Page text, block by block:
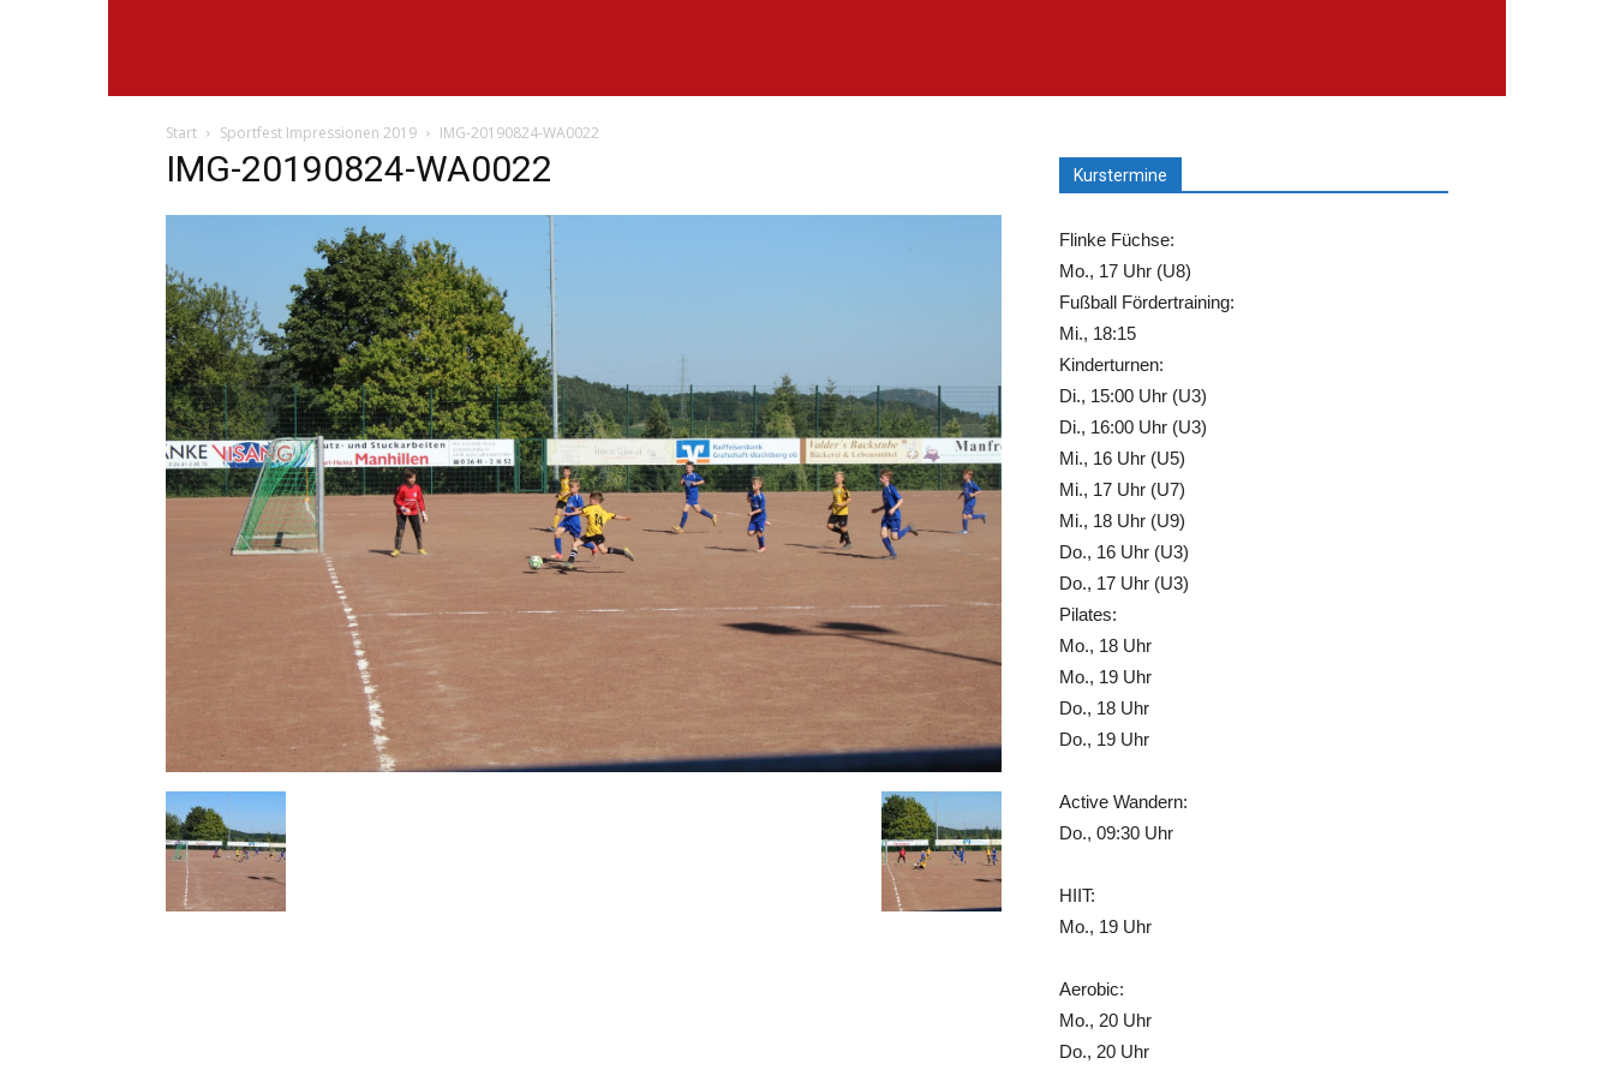
Start Sportfest Impressionen 2019 IMG-20190824-WA0022
IMG-20190824-WA0022 Kurstermine
Flinke Füchse:
Mo., 17 Uhr (U8)
Fußball Fördertraining:
Mi., 18:15
Kinderturnen:
Di., 15:00 Uhr (U3)
Di., 16:00 Uhr (U3)
Mi., 16 Uhr (U5)
Mi., 17 Uhr (U7)
Mi., 18 Uhr (U9)
Do., 16 Uhr (U3)
Do., 17 Uhr (U3)
Pilates:
Mo., 18 Uhr
Mo., 19 Uhr
Do., 18 Uhr
Do., 19 Uhr
Active Wandern:
Do., 09:30 Uhr
HIIT:
Mo., 19 Uhr
Aerobic:
Mo., 20 Uhr
Do., 20 Uhr